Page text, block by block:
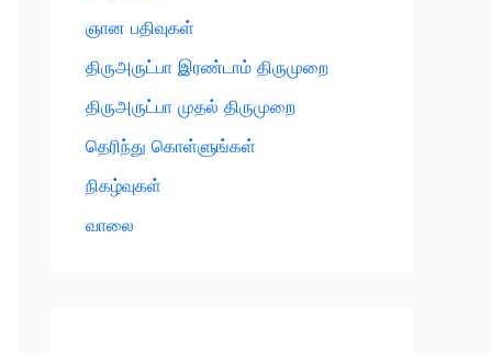
ஞான பதிவுகள்
திருஅருட்பா இரண்டாம் திருமுறை
திருஅருட்பா முதல் திருமுறை
தெரிந்து கொள்ளுங்கள்
நிகழ்வுகள்
வாலை